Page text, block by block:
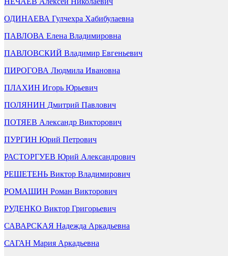
ОДИНАЕВА Гулчехра Хабибулаевна
ПАВЛОВА Елена Владимировна
ПАВЛОВСКИЙ Владимир Евгеньевич
ПИРОГОВА Людмила Ивановна
ПЛАХИН Игорь Юрьевич
ПОЛЯНИН Дмитрий Павлович
ПОТЯЕВ Александр Викторович
ПУРГИН Юрий Петрович
РАСТОРГУЕВ Юрий Александрович
РЕШЕТЕНЬ Виктор Владимирович
РОМАШИН Роман Викторович
РУДЕНКО Виктор Григорьевич
САВАРСКАЯ Надежда Аркадьевна
САГАН Мария Аркадьевна